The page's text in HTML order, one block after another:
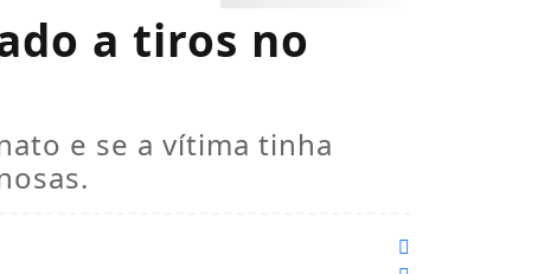
a tiros no
e se a vítima tinha